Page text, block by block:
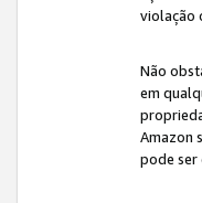
violação
Não
em
Amazon
pode ser